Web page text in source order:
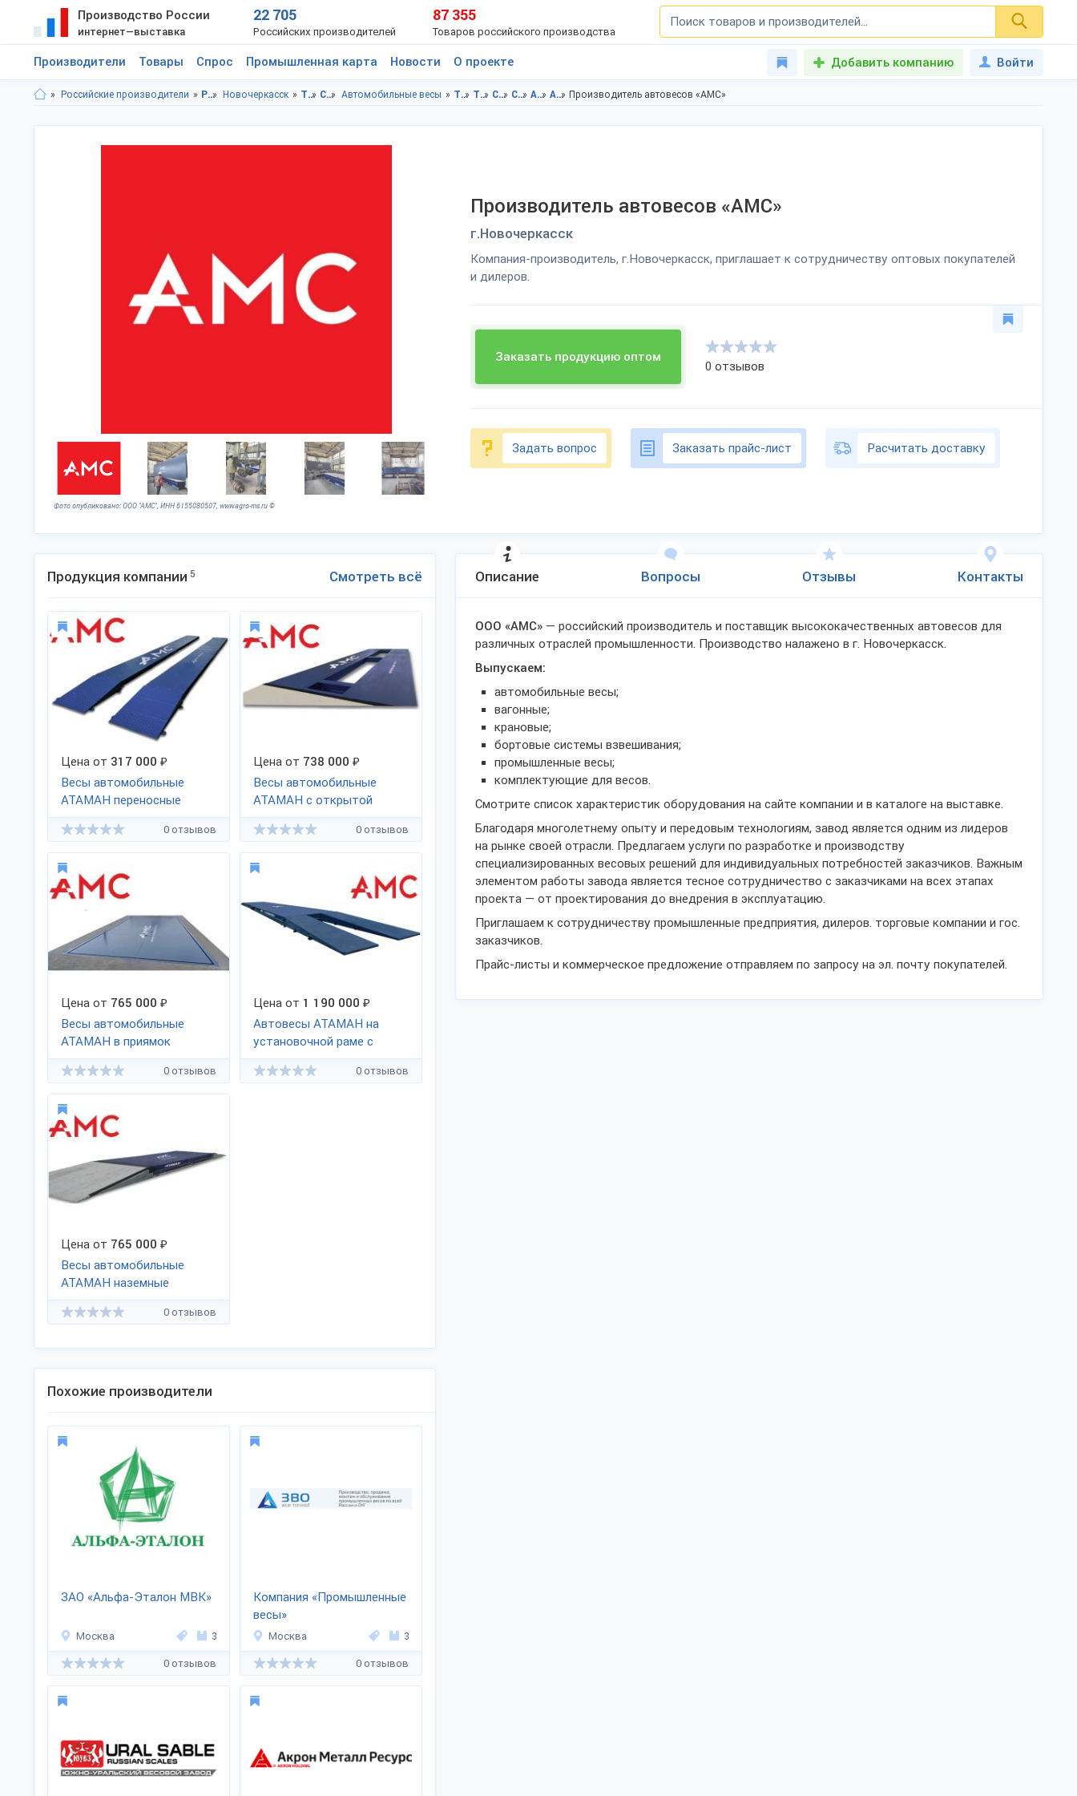
Производство России
интернет—выставка
22 705
Российских производителей
87 355
Товаров российского производства
Производители Товары Спрос Промышленная карта Новости О проекте Добавить компанию Войти
Российские производители Ростовская область Новочеркасск Торговое оборудование Складское оборудование Автомобильные весы Торговое оборудование в Ростовская область Торговое оборудование в г.Новочеркасск Складское оборудование в Ростовская область Складское оборудование в г.Новочеркасск Автомобильные весы в Ростовская область Автомобильные весы в г.Новочеркасск Производитель автовесов «АМС»
Фото опубликовано: ООО "АМС", ИНН 6155080507, www.agro-ms.ru ©
Производитель автовесов «АМС»
г.Новочеркасск
Компания-производитель, г.Новочеркасск, приглашает к сотрудничеству оптовых покупателей
и дилеров.
Заказать продукцию оптом
0 отзывов
Задать вопрос Заказать прайс-лист Расчитать доставку
Описание Вопросы Отзывы Контакты
ООО «АМС» — российский производитель и поставщик высококачественных автовесов для
различных отраслей промышленности. Производство налажено в г. Новочеркасск.
Выпускаем:
автомобильные весы;
вагонные;
крановые;
бортовые системы взвешивания;
промышленные весы;
комплектующие для весов.
Смотрите список характеристик оборудования на сайте компании и в каталоге на выставке.
Благодаря многолетнему опыту и передовым технологиям, завод является одним из лидеров
на рынке своей отрасли. Предлагаем услуги по разработке и производству
специализированных весовых решений для индивидуальных потребностей заказчиков. Важным
элементом работы завода является тесное сотрудничество с заказчиками на всех этапах
проекта — от проектирования до внедрения в эксплуатацию.
Приглашаем к сотрудничеству промышленные предприятия, дилеров. торговые компании и гос.
заказчиков.
Прайс-листы и коммерческое предложение отправляем по запросу на эл. почту покупателей.
Продукция компании 5 Смотреть всё
Цена от 317 000 ₽
Весы автомобильные
АТАМАН переносные
0 отзывов
Цена от 738 000 ₽
Весы автомобильные
АТАМАН с открытой
межколлеей
0 отзывов
Цена от 765 000 ₽
Весы автомобильные
АТАМАН в приямок
0 отзывов
Цена от 1 190 000 ₽
Автовесы АТАМАН на
установочной раме с
пандусами
0 отзывов
Цена от 765 000 ₽
Весы автомобильные
АТАМАН наземные
0 отзывов
Похожие производители
ЗАО «Альфа-Эталон МВК»
Москва 3
0 отзывов
Компания «Промышленные
весы»
Москва 3
0 отзывов